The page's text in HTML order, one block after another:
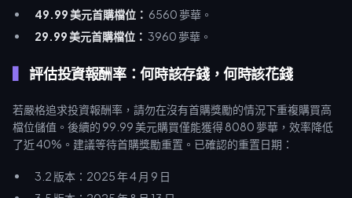
49.99 美元首購檔位： 6560 夢華。
29.99 美元首購檔位： 3960 夢華。
評估投資報酬率：何時該存錢，何時該花錢
若嚴格追求投資報酬率，請勿在沒有首購獎勵的情況下重複購買高
檔位儲值。後續的 99.99 美元購買僅能獲得 8080 夢華，效率降低
了近 40%。建議等待首購獎勵重置。已確認的重置日期：
3.2 版本：2025 年 4 月 9 日